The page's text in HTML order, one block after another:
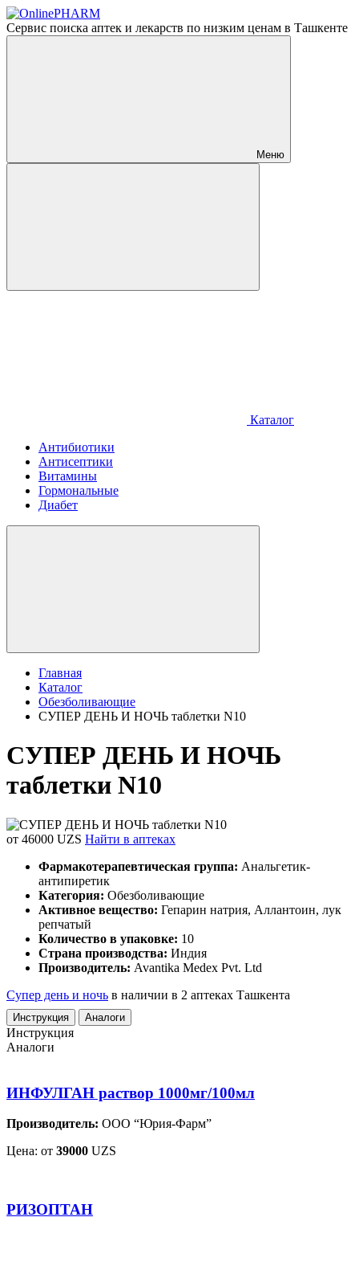
Сервис поиска аптек и лекарств по низким ценам в Ташкенте
Меню
Каталог
Антибиотики
Антисептики
Витамины
Гормональные
Диабет
Главная
Каталог
Обезболивающие
СУПЕР ДЕНЬ И НОЧЬ таблетки N10
СУПЕР ДЕНЬ И НОЧЬ
таблетки N10
от 46000 UZS Найти в аптеках
Фармакотерапевтическая группа: Анальгетик-
антипиретик
Категория: Обезболивающие
Активное вещество: Гепарин натрия, Аллантоин, лук
репчатый
Количество в упаковке: 10
Страна производства: Индия
Производитель: Avantika Medex Pvt. Ltd
Супер день и ночь в наличии в 2 аптеках Ташкента
Инструкция Аналоги
Инструкция
Аналоги
ИНФУЛГАН раствор 1000мг/100мл
Производитель: ООО “Юрия-Фарм”
Цена: от 39000 UZS
РИЗОПТАН